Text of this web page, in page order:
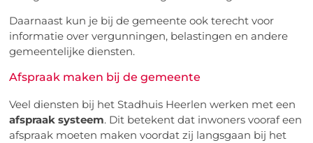
Daarnaast kun je bij de gemeente ook terecht voor
informatie over vergunningen, belastingen en andere
gemeentelijke diensten.
Afspraak maken bij de gemeente
Veel diensten bij het Stadhuis Heerlen werken met een
afspraak systeem. Dit betekent dat inwoners vooraf een
afspraak moeten maken voordat zij langsgaan bij het